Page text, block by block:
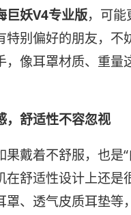
巨妖V4专业版，可能
特别偏好的朋友，不
，像耳罩材质、重量
，舒适性不容忽视
果戴着不舒服，也是“
舒适性设计上还是
罩、透气皮质耳垫等